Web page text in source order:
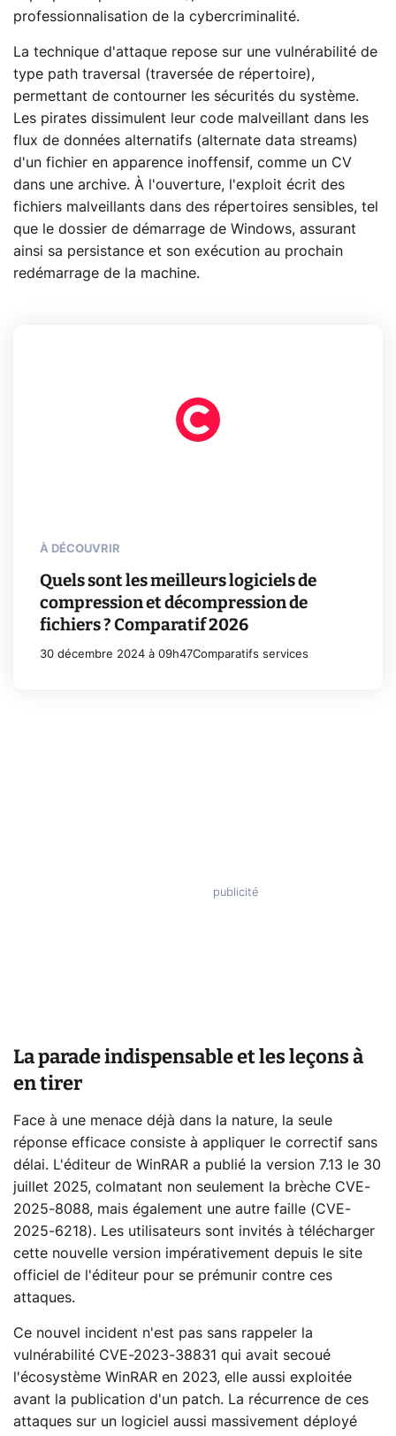
professionnalisation de la cybercriminalité.
La technique d'attaque repose sur une vulnérabilité de
type path traversal (traversée de répertoire),
permettant de contourner les sécurités du système.
Les pirates dissimulent leur code malveillant dans les
flux de données alternatifs (alternate data streams)
d'un fichier en apparence inoffensif, comme un CV
dans une archive. À l'ouverture, l'exploit écrit des
fichiers malveillants dans des répertoires sensibles, tel
que le dossier de démarrage de Windows, assurant
ainsi sa persistance et son exécution au prochain
redémarrage de la machine.
À DÉCOUVRIR
Quels sont les meilleurs logiciels de
compression et décompression de
fichiers ? Comparatif 2026
30 décembre 2024 à 09h47Comparatifs services
La parade indispensable et les leçons à
en tirer
Face à une menace déjà dans la nature, la seule
réponse efficace consiste à appliquer le correctif sans
délai. L'éditeur de WinRAR a publié la version 7.13 le 30
juillet 2025, colmatant non seulement la brèche CVE-
2025-8088, mais également une autre faille (CVE-
2025-6218). Les utilisateurs sont invités à télécharger
cette nouvelle version impérativement depuis le site
officiel de l'éditeur pour se prémunir contre ces
attaques.
Ce nouvel incident n'est pas sans rappeler la
vulnérabilité CVE-2023-38831 qui avait secoué
l'écosystème WinRAR en 2023, elle aussi exploitée
avant la publication d'un patch. La récurrence de ces
attaques sur un logiciel aussi massivement déployé